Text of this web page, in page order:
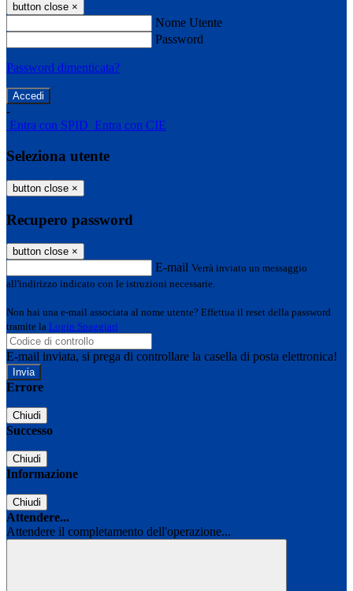
button close ×
Nome Utente
Password
Password dimenticata?
-
Entra con SPID Entra con CIE
Seleziona utente
button close ×
Recupero password
button close ×
E-mail Verrà inviato un messaggio
all'indirizzo indicato con le istruzioni necessarie.
Non hai una e-mail associata al nome utente? Effettua il reset della password
tramite la Login Spaggiari
E-mail inviata, si prega di controllare la casella di posta elettronica!
Errore
Chiudi
Successo
Chiudi
Informazione
Chiudi
Attendere...
Attendere il completamento dell'operazione...